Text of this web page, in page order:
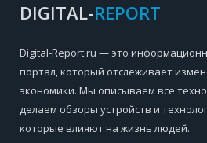
DIGITAL-REPORT
Digital-Report.ru — это
портал, который отслеживает
экономики. Мы описываем все
делаем обзоры устройств и
которые влияют на жизнь людей.